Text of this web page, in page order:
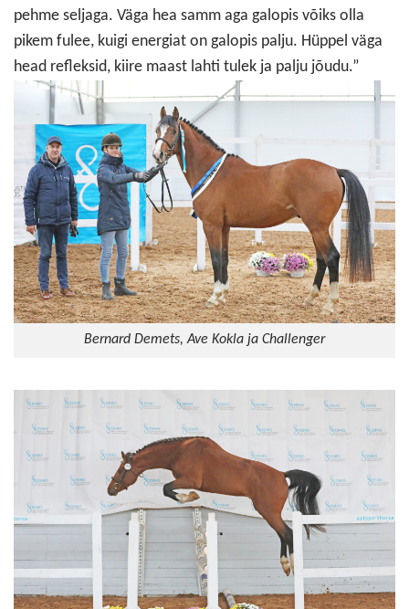
pehme seljaga. Väga hea samm aga galopis võiks olla
pikem fulee, kuigi energiat on galopis palju. Hüppel väga
head refleksid, kiire maast lahti tulek ja palju jõudu.”
Bernard Demets, Ave Kokla ja Challenger